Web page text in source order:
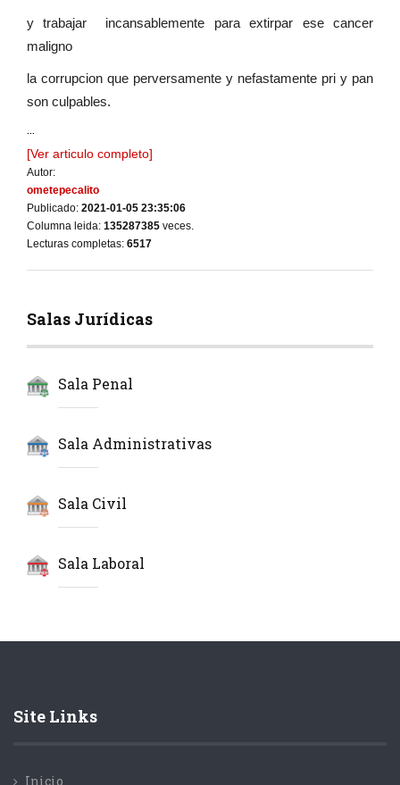
y trabajar incansablemente para extirpar ese cancer
maligno
la corrupcion que perversamente y nefastamente pri y pan
son culpables.
...
[Ver articulo completo]
Autor:
ometepecalito
Publicado: 2021-01-05 23:35:06
Columna leida: 135287385 veces.
Lecturas completas: 6517
Salas Jurídicas
Sala Penal
Sala Administrativas
Sala Civil
Sala Laboral
Site Links
Inicio